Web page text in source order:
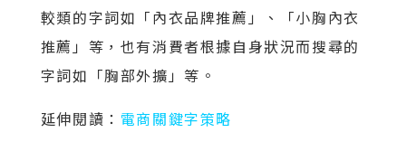
較類的字詞如「內衣品牌推薦」、「小胸內衣
推薦」等，也有消費者根據自身狀況而搜尋的
字詞如「胸部外擴」等。
延伸閱讀： 電商關鍵字策略